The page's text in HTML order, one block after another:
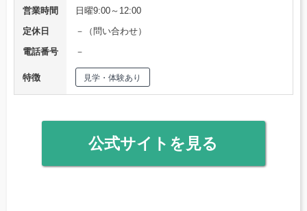
営業時間
日曜9:00～12:00
定休日
－（問い合わせ）
電話番号
－
特徴 見学・体験あり
公式サイトを見る